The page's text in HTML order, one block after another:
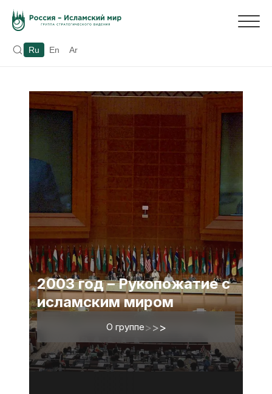
Ru En Ar
2003 год – Рукопожатие с
исламским миром
О группе>>>